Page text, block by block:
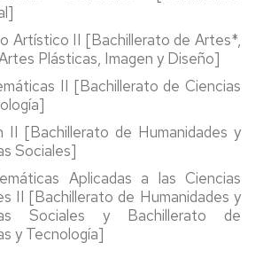
Artístico II [Bachillerato de Artes*,
Plásticas, Imagen y Diseño]
II [Bachillerato de Ciencias
II [Bachillerato de Humanidades y
Sociales]
Aplicadas a las Ciencias
II [Bachillerato de Humanidades y
Sociales y Bachillerato de
y Tecnología]